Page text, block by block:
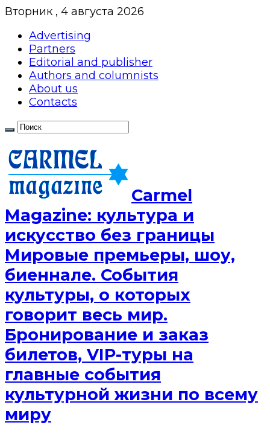
Вторник , 4 августа 2026
Advertising
Partners
Editorial and publisher
Authors and columnists
About us
Contacts
Сarmel
Magazine: культура и
искусство без границы
Мировые премьеры, шоу,
биеннале. События
культуры, о которых
говорит весь мир.
Бронирование и заказ
билетов, VIP-туры на
главные события
культурной жизни по всему
миру